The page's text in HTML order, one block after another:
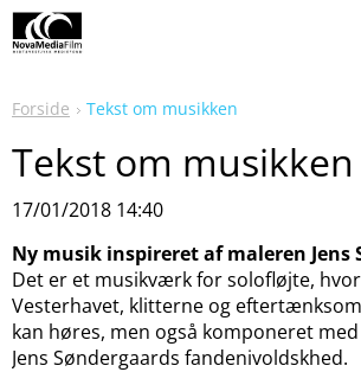
Forside Tekst om musikken
Tekst om musikken
17/01/2018 14:40
Ny musik inspireret af maleren Jens
Det er et musikværk for solofløjte,
Vesterhavet, klitterne og
kan høres, men også komponeret
Jens Søndergaards fandenivoldskhed.